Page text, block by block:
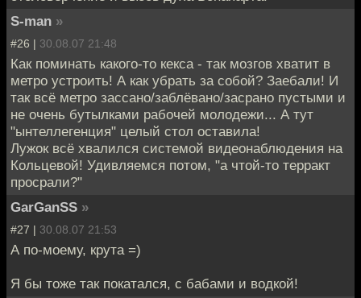
S-man »
#26 | 30.08.07 21:48
Как поминать какого-то кекса - так мозгов хватит в
метро устроить! А как убрать за собой? Заебали! И
так всё метро зассано/заблёвано/засрано пустыми и
не очень бутылками рабочей молодежи... А тут
"ынтеллегенция" целый стол оставила!
Лужок всё хвалился системой видеонаблюдения на
Кольцевой! Удивляемся потом, "а чтой-то терракт
просрали?"
GarGanSS »
#27 | 30.08.07 21:53
А по-моему, крута =)
Я бы тоже так покатался, с бабами и водкой!